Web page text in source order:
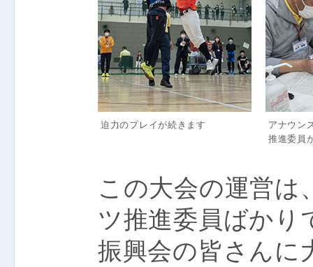
迫力のプレイが続きます
アナウン
推進委員
この大会の運営は
ツ推進委員ばかり
振興会の皆さんに